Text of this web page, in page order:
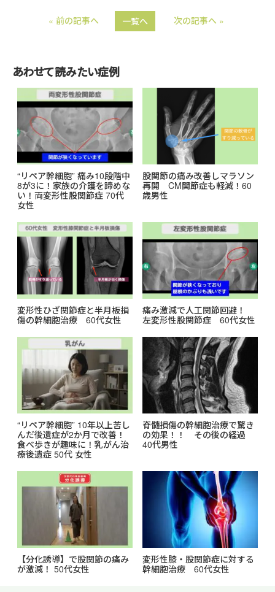
e
o
o
k
« 前の記事へ 一覧へ 次の記事へ »
あわせて読みたい症例
“リペア幹細胞” 痛み10段階中
8が3に！家族の介護を諦めな
い！両変形性股関節症 70代
女性
股関節の痛み改善しマラソン
再開 CM関節症も軽減！60
歳男性
変形性ひざ関節症と半月板損
傷の幹細胞治療 60代女性
痛み激減で人工関節回避！
左変形性股関節症 60代女性
“リペア幹細胞” 10年以上苦し
んだ後遺症が2か月で改善！
食べ歩きが趣味に！乳がん治
療後遺症 50代 女性
脊髄損傷の幹細胞治療で驚き
の効果！！ その後の経過
40代男性
【分化誘導】で股関節の痛み
が激減！ 50代女性
変形性膝・股関節症に対する
幹細胞治療 60代女性